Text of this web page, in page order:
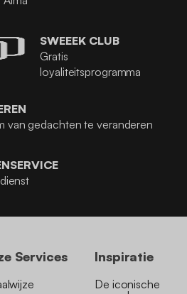
SWEEEK CLUB
Gratis
loyaliteitsprogramma
van gedachten te veranderen
Services Inspiratie
De iconische